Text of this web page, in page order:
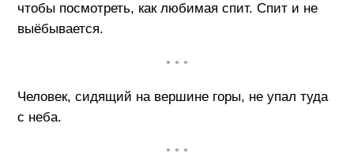
чтобы посмотреть, как любимая спит. Спит и не
выёбывается.
• • •
Человек, сидящий на вершине горы, не упал туда
с неба.
• • •